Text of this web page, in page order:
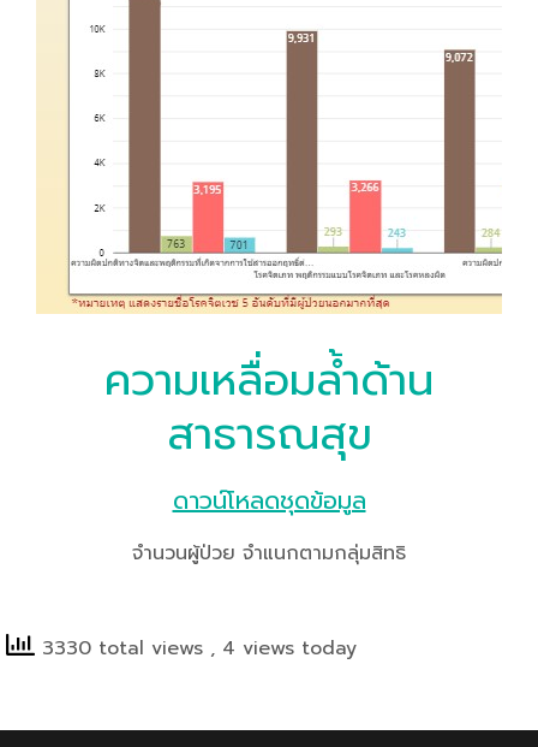
ความเหลื่อมล้ำด้าน
สาธารณสุข
ดาวน์โหลดชุดข้อมูล
จำนวนผู้ป่วย จำแนกตามกลุ่มสิทธิ
3330 total views , 4 views today